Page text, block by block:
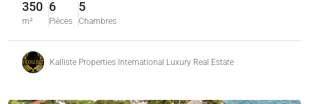
350
m²
6
Pièces
5
Chambres
Kalliste Properties International Luxury Real Estate